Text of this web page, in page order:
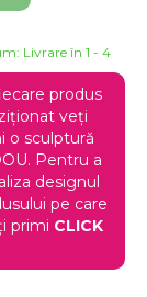
Livrare în 1 - 4
produs
veți
o sculptură
Pentru a
designul
pe care
primi CLICK